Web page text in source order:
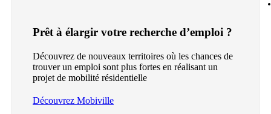
Prêt à élargir votre recherche d’emploi ?
Découvrez de nouveaux territoires où les chances de
trouver un emploi sont plus fortes en réalisant un
projet de mobilité résidentielle
Découvrez Mobiville